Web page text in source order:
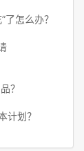
怎么办？
？
计划？